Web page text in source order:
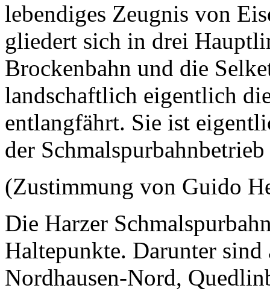
lebendiges Zeugnis von
gliedert sich in drei
Brockenbahn und die
landschaftlich eigentlich
entlangfährt. Sie ist
der
(Zustimmung von Guido
Die Harzer
Haltepunkte. Darunter
Nordhausen-Nord,